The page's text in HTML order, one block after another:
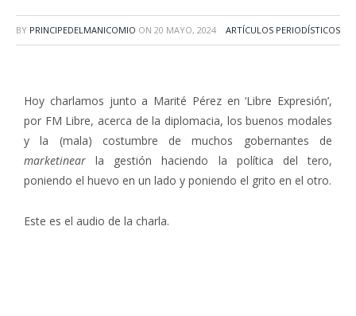
BY PRINCIPEDELMANICOMIO ON 20 MAYO, 2024 ARTÍCULOS PERIODÍSTICOS
Hoy charlamos junto a Marité Pérez en‘Libre Expresión’,
por FM Libre, acerca de la diplomacia, los buenos modales
y la (mala) costumbre de muchos gobernantes de
marketinearla gestión haciendo la política del tero,
poniendo el huevo en un lado y poniendo el grito en el otro.
Este es el audio de la charla.